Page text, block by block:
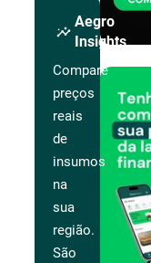
insights
Aegro
Insights
Compare
preços
reais
de
insumos
na
sua
região.
São